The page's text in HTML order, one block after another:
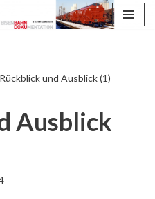
Rückblick und Ausblick (1)
Ausblick